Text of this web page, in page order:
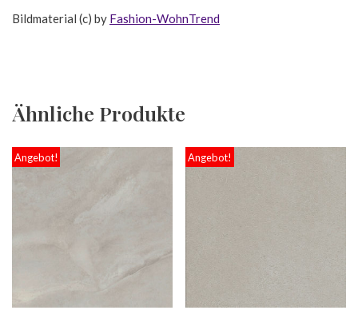
Bildmaterial (c) by Fashion-WohnTrend
Ähnliche Produkte
Angebot! Angebot!